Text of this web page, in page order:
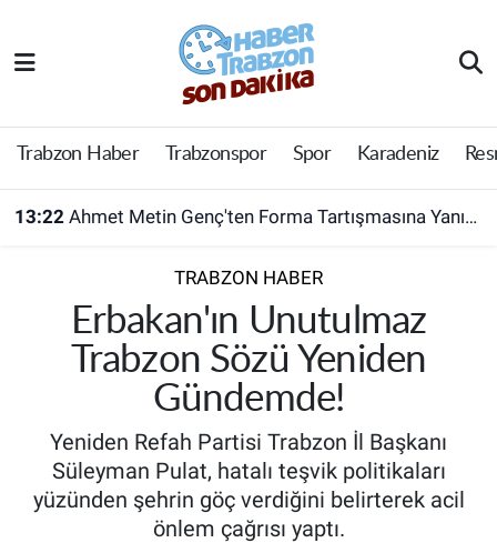
Trabzon Haber Trabzonspor Spor Karadeniz
13:22 Ahmet Metin Genç'ten Forma Tartışmasına Yanıt! Belediyeden Açıklama Geldi
TRABZON HABER
Erbakan'ın Unutulmaz
Trabzon Sözü Yeniden
Gündemde!
Yeniden Refah Partisi Trabzon İl Başkanı
Süleyman Pulat, hatalı teşvik politikaları
yüzünden şehrin göç verdiğini belirterek acil
önlem çağrısı yaptı.
Trabzon Haber
Trabzonspor
Resmi Reklam
Yazarlar
Trabzon Nöbetçi Eczaneler
Trabzon Hava Durumu
Süper Lig Puan Durumu ve Fikstür
Tüm Manşetler
Haber Arşivi